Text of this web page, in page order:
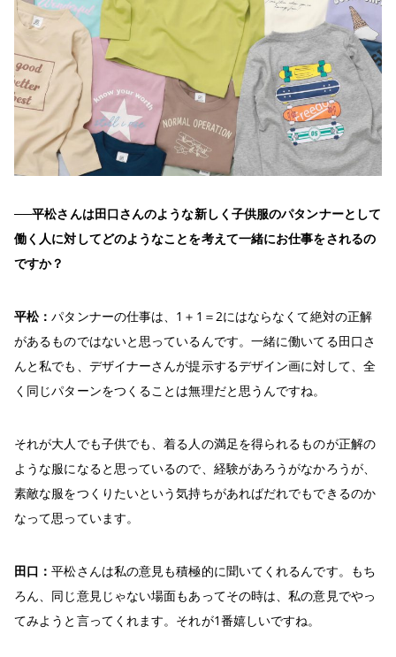
──平松さんは田口さんのような新しく子供服のパタンナーとして
働く人に対してどのようなことを考えて一緒にお仕事をされるの
ですか？
平松：パタンナーの仕事は、1＋1＝2にはならなくて絶対の正解
があるものではないと思っているんです。一緒に働いてる田口さ
んと私でも、デザイナーさんが提示するデザイン画に対して、全
く同じパターンをつくることは無理だと思うんですね。
それが大人でも子供でも、着る人の満足を得られるものが正解の
ような服になると思っているので、経験があろうがなかろうが、
素敵な服をつくりたいという気持ちがあればだれでもできるのか
なって思っています。
田口：平松さんは私の意見も積極的に聞いてくれるんです。もち
ろん、同じ意見じゃない場面もあってその時は、私の意見でやっ
てみようと言ってくれます。それが1番嬉しいですね。